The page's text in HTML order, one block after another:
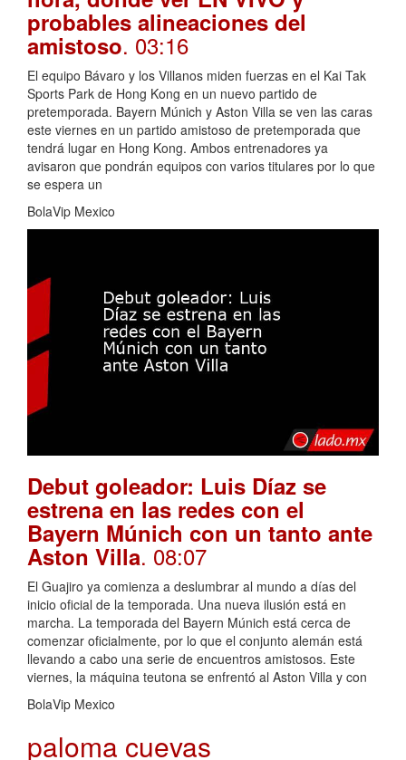
probables alineaciones del
amistoso. 03:16
El equipo Bávaro y los Villanos miden fuerzas en el Kai Tak
Sports Park de Hong Kong en un nuevo partido de
pretemporada. Bayern Múnich y Aston Villa se ven las caras
este viernes en un partido amistoso de pretemporada que
tendrá lugar en Hong Kong. Ambos entrenadores ya
avisaron que pondrán equipos con varios titulares por lo que
se espera un
BolaVip Mexico
Debut goleador: Luis Díaz se
estrena en las redes con el
Bayern Múnich con un tanto ante
Aston Villa. 08:07
El Guajiro ya comienza a deslumbrar al mundo a días del
inicio oficial de la temporada. Una nueva ilusión está en
marcha. La temporada del Bayern Múnich está cerca de
comenzar oficialmente, por lo que el conjunto alemán está
llevando a cabo una serie de encuentros amistosos. Este
viernes, la máquina teutona se enfrentó al Aston Villa y con
BolaVip Mexico
paloma cuevas